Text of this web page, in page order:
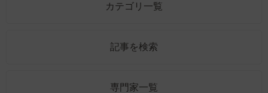
カテゴリ一覧
記事を検索
専門家一覧